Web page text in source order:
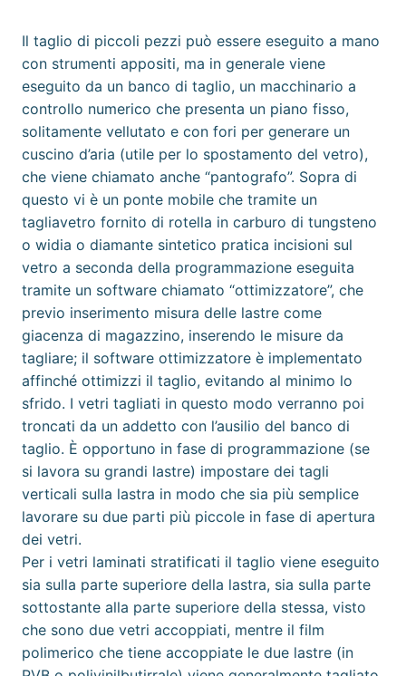
Il taglio di piccoli pezzi può essere eseguito a mano
con strumenti appositi, ma in generale viene
eseguito da un banco di taglio, un macchinario a
controllo numerico che presenta un piano fisso,
solitamente vellutato e con fori per generare un
cuscino d’aria (utile per lo spostamento del vetro),
che viene chiamato anche “pantografo”. Sopra di
questo vi è un ponte mobile che tramite un
tagliavetro fornito di rotella in carburo di tungsteno
o widia o diamante sintetico pratica incisioni sul
vetro a seconda della programmazione eseguita
tramite un software chiamato “ottimizzatore”, che
previo inserimento misura delle lastre come
giacenza di magazzino, inserendo le misure da
tagliare; il software ottimizzatore è implementato
affinché ottimizzi il taglio, evitando al minimo lo
sfrido. I vetri tagliati in questo modo verranno poi
troncati da un addetto con l’ausilio del banco di
taglio. È opportuno in fase di programmazione (se
si lavora su grandi lastre) impostare dei tagli
verticali sulla lastra in modo che sia più semplice
lavorare su due parti più piccole in fase di apertura
dei vetri.
Per i vetri laminati stratificati il taglio viene eseguito
sia sulla parte superiore della lastra, sia sulla parte
sottostante alla parte superiore della stessa, visto
che sono due vetri accoppiati, mentre il film
polimerico che tiene accoppiate le due lastre (in